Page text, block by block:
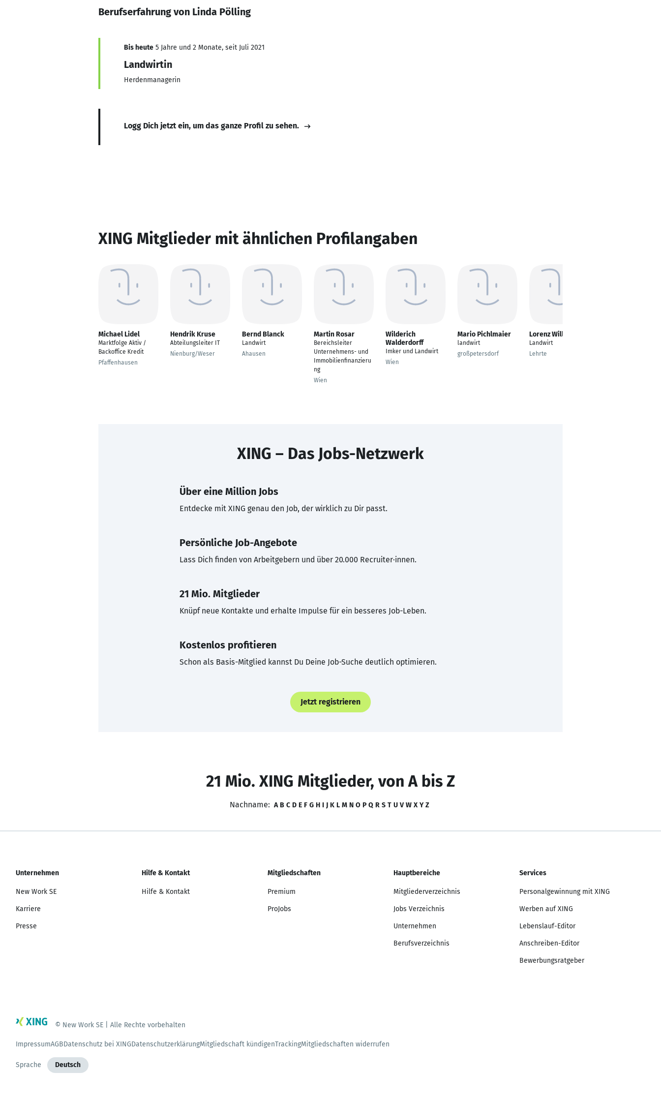
Berufserfahrung von Linda Pölling
Bis heute 5 Jahre und 2 Monate, seit Juli 2021
Landwirtin
Herdenmanagerin
Logg Dich jetzt ein, um das ganze Profil zu sehen.
XING Mitglieder mit ähnlichen Profilangaben
Michael Lidel
Marktfolge Aktiv /
Backoffice Kredit
Pfaffenhausen
Hendrik Kruse
Abteilungsleiter IT
Nienburg/Weser
Bernd Blanck
Landwirt
Ahausen
Martin Rosar
Bereichsleiter
Unternehmens- und
Immobilienfinanzieru
ng
Wien
Wilderich
Walderdorff
Imker und Landwirt
Wien
Mario Pichlmaier
landwirt
großpetersdorf
Lorenz Willers
Landwirt
Lehrte
XING – Das Jobs-Netzwerk
Über eine Million Jobs
Entdecke mit XING genau den Job, der wirklich zu Dir passt.
Persönliche Job-Angebote
Lass Dich finden von Arbeitgebern und über 20.000 Recruiter·innen.
21 Mio. Mitglieder
Knüpf neue Kontakte und erhalte Impulse für ein besseres Job-Leben.
Kostenlos profitieren
Schon als Basis-Mitglied kannst Du Deine Job-Suche deutlich optimieren.
Jetzt registrieren
21 Mio. XING Mitglieder, von A bis Z
Nachname: A B C D E F G H I J K L M N O P Q R S T U V W X Y Z
Unternehmen
New Work SE
Karriere
Presse
Hilfe & Kontakt
Hilfe & Kontakt
Mitgliedschaften
Premium
ProJobs
Hauptbereiche
Mitgliederverzeichnis
Jobs Verzeichnis
Unternehmen
Berufsverzeichnis
Services
Personalgewinnung mit XING
Werben auf XING
Lebenslauf-Editor
Anschreiben-Editor
Bewerbungsratgeber
© New Work SE | Alle Rechte vorbehalten
ImpressumAGBDatenschutz bei XINGDatenschutzerklärungMitgliedschaft kündigenTrackingMitgliedschaften widerrufen
Sprache Deutsch